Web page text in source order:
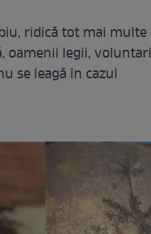
ridică tot mai multe
oamenii legii, voluntari
se leagă în cazul